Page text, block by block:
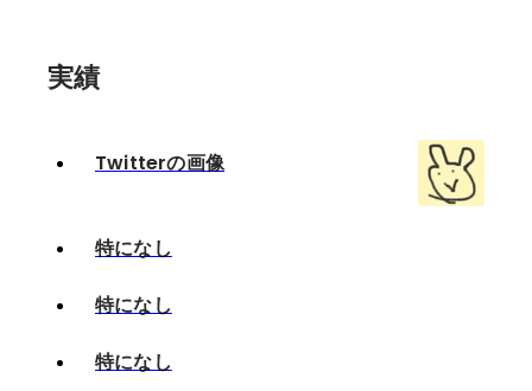
実績
Twitterの画像
特になし
特になし
特になし